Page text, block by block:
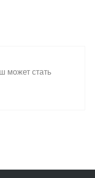
может стать